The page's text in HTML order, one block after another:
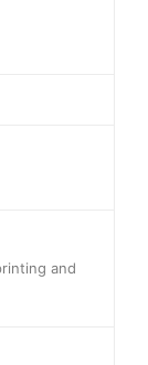
and